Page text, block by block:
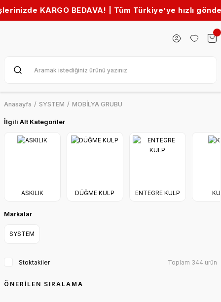
KARGO BEDAVA! | Tüm Türkiye’ye hızlı gönderim
Anasayfa SYSTEM MOBİLYA GRUBU
İlgili Alt Kategoriler
ASKILIK DÜĞME KULP ENTEGRE KULP
Markalar
SYSTEM
Stoktakiler Toplam 344 ürün